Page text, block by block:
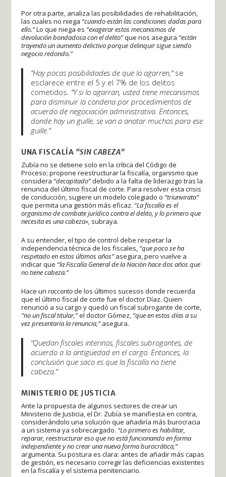
Por otra parte, analiza las posibilidades de rehabilitación,
las cuales no niega “cuando están las condiciones dadas para
ello.”Lo que niega es “exagerar estos mecanismos de
devolución bondadosa con el delito”que nos asegura “están
trayendo un aumento delictivo porque delinquir sigue siendo
negocio redondo.”
“Hay pocas posibilidades de que lo agarren,”se
esclarece entre el 5 y el 7% de los delitos
cometidos. “Y si lo agarran, usted tiene mecanismos
para disminuir la condena por procedimientos de
acuerdo de negociación administrativa. Entonces,
donde hay un guille, se van a anotar muchos para ese
guille.”
UNA FISCALÍA “SIN CABEZA”
Zubía no se detiene solo en la crítica del Código de
Proceso; propone reestructurar la fiscalía, organismo que
considera “decapitado”debido a la falta de liderazgo tras la
renuncia del último fiscal de corte. Para resolver esta crisis
de conducción, sugiere un modelo colegiado o “triunvirato”
que permita una gestión más eficaz. “La fiscalía es el
organismo de combate jurídico contra el delito, y lo primero que
necesita es una cabeza», subraya.
A su entender, el tipo de control debe respetar la
independencia técnica de los fiscales, “que poco se ha
respetado en estos últimos años”asegura, pero vuelve a
indicar que “la Fiscalía General de la Nación hace dos años que
no tiene cabeza.”
Hace unraccontode los últimos sucesos donde recuerda
que el último fiscal de corte fue el doctor Díaz. Quien
renunció a su cargo y quedó un fiscal subrogante de corte,
“no un fiscal titular,”el doctor Gómez, “que en estos días a su
vez presentaría la renuncia,”asegura.
“Quedan fiscales interinos, fiscales subrogantes, de
acuerdo a la antigüedad en el cargo. Entonces, la
conclusión que saco es que la fiscalía no tiene
cabeza.”
MINISTERIO DE JUSTICIA
Ante la propuesta de algunos sectores de crear un
Ministerio de Justicia, el Dr. Zubía se manifiesta en contra,
considerándolo una solución que añadiría más burocracia
a un sistema ya sobrecargado. “Lo primero es habilitar,
reparar, reestructurar eso que no está funcionando en forma
independiente y no crear una nueva forma burocrática,”
argumenta. Su postura es clara: antes de añadir más capas
de gestión, es necesario corregir las deficiencias existentes
en la fiscalía y el sistema penitenciario.